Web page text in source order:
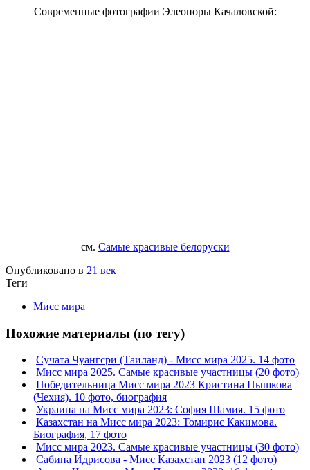
Современные фотографии Элеоноры Качаловской:
см. Самые красивые белоруски
Опубликовано в 21 век
Теги
Мисс мира
Похожие материалы (по тегу)
Сучата Чуангсри (Таиланд) - Мисс мира 2025. 14 фото
Мисс мира 2025. Самые красивые участницы (20 фото)
Победительница Мисс мира 2023 Кристина Пышкова
(Чехия). 10 фото, биография
Украина на Мисс мира 2023: София Шамия. 15 фото
Казахстан на Мисс мира 2023: Томирис Какимова.
Биография, 17 фото
Мисс мира 2023. Самые красивые участницы (30 фото)
Сабина Идрисова - Мисс Казахстан 2023 (12 фото)